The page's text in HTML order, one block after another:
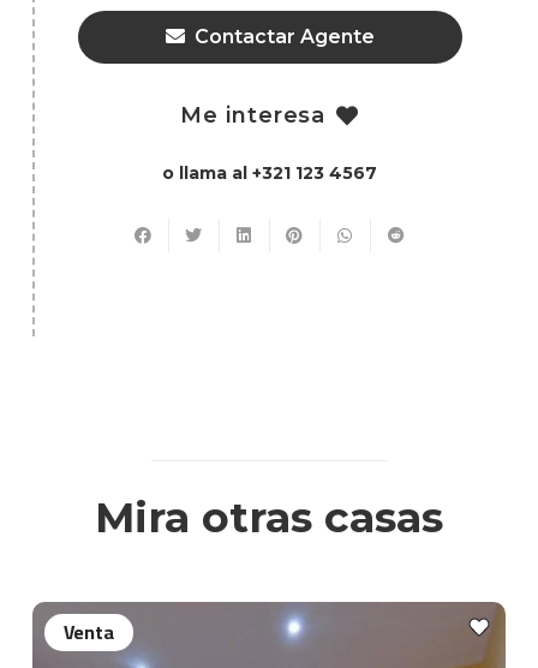
Contactar Agente
Me interesa
o llama al +321 123 4567
Mira otras casas
Venta